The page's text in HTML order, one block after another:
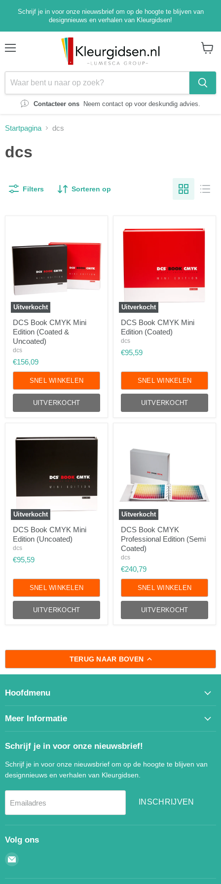
Schrijf je in voor onze nieuwsbrief om op de hoogte te blijven van
designnieuws en verhalen van Kleurgidsen!
Contacteer ons Neem contact op voor deskundig advies.
Startpagina dcs
dcs
Filters Sorteren op
Uitverkocht
Book
CMYK
Mini
Edition
&
Uncoated)
DCS Book CMYK Mini
Edition (Coated &
Uncoated)
dcs
€156,09
SNEL WINKELEN
UITVERKOCHT
Uitverkocht
Book
CMYK
Mini
(Coated)
DCS Book CMYK Mini
Edition (Coated)
dcs
€95,59
SNEL WINKELEN
UITVERKOCHT
Uitverkocht
Book
CMYK
Mini
(Uncoated)
DCS Book CMYK Mini
Edition (Uncoated)
dcs
€95,59
SNEL WINKELEN
UITVERKOCHT
Uitverkocht
Book
CMYK
Professional
Edition
Coated)
DCS Book CMYK
Professional Edition (Semi
Coated)
dcs
€240,79
SNEL WINKELEN
UITVERKOCHT
TERUG NAAR BOVEN
Hoofdmenu
Meer Informatie
Schrijf je in voor onze nieuwsbrief!
Schrijf je in voor onze nieuwsbrief om op de hoogte te blijven van
designnieuws en verhalen van Kleurgidsen.
Emailadres INSCHRIJVEN
Volg ons
Email